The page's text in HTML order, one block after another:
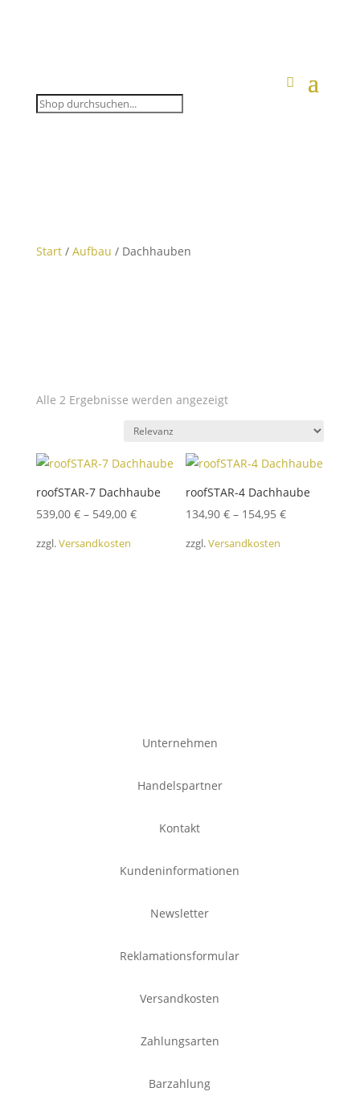
Start/ Aufbau / Dachhauben
Alle 2 Ergebnisse werden angezeigt
roofSTAR-7 Dachhaube
539,00 €– 549,00 €
zzgl.Versandkosten
roofSTAR-4 Dachhaube
134,90€ – 154,95€
zzgl.Versandkosten
Unternehmen
Handelspartner
Kontakt
Kundeninformationen
Newsletter
Reklamationsformular
Versandkosten
Zahlungsarten
Barzahlung